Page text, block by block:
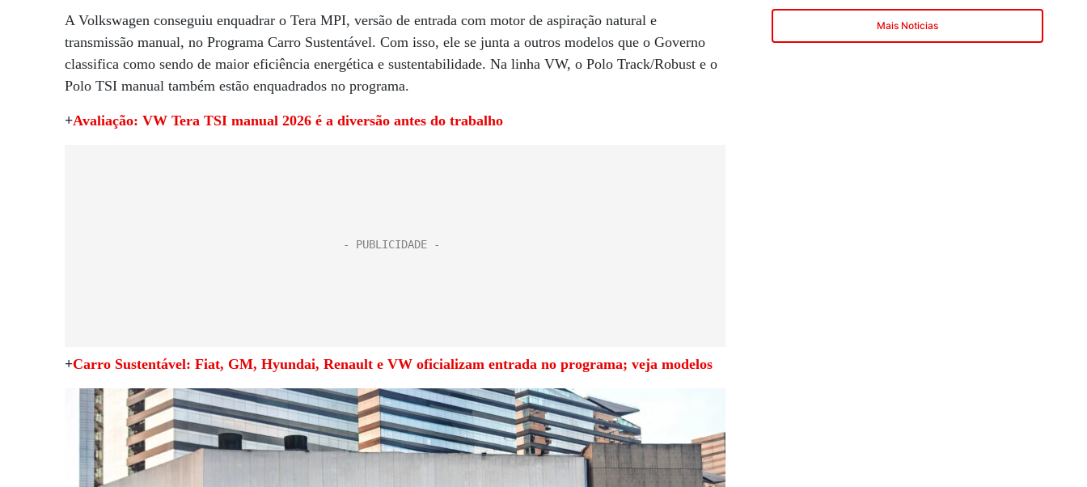
A Volkswagen conseguiu enquadrar o Tera MPI, versão de entrada com motor de aspiração natural e
transmissão manual, no Programa Carro Sustentável. Com isso, ele se junta a outros modelos que o Governo
classifica como sendo de maior eficiência energética e sustentabilidade. Na linha VW, o Polo Track/Robust e o
Polo TSI manual também estão enquadrados no programa.
+Avaliação: VW Tera TSI manual 2026 é a diversão antes do trabalho
+Carro Sustentável: Fiat, GM, Hyundai, Renault e VW oficializam entrada no programa; veja modelos